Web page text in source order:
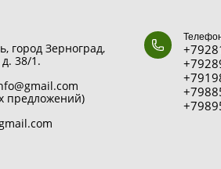
город Зерноград,
38/1.
предложений)